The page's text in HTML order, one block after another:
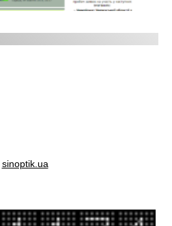
sinoptik.ua